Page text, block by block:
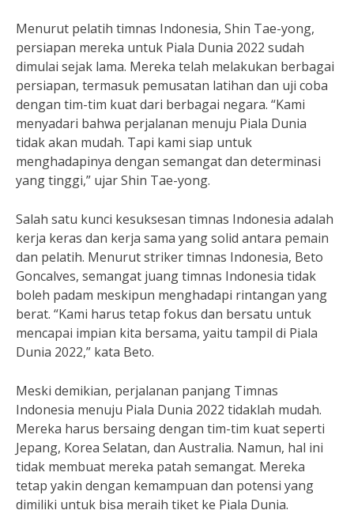
Menurut pelatih timnas Indonesia, Shin Tae-yong,
persiapan mereka untuk Piala Dunia 2022 sudah
dimulai sejak lama. Mereka telah melakukan berbagai
persiapan, termasuk pemusatan latihan dan uji coba
dengan tim-tim kuat dari berbagai negara. “Kami
menyadari bahwa perjalanan menuju Piala Dunia
tidak akan mudah. Tapi kami siap untuk
menghadapinya dengan semangat dan determinasi
yang tinggi,” ujar Shin Tae-yong.
Salah satu kunci kesuksesan timnas Indonesia adalah
kerja keras dan kerja sama yang solid antara pemain
dan pelatih. Menurut striker timnas Indonesia, Beto
Goncalves, semangat juang timnas Indonesia tidak
boleh padam meskipun menghadapi rintangan yang
berat. “Kami harus tetap fokus dan bersatu untuk
mencapai impian kita bersama, yaitu tampil di Piala
Dunia 2022,” kata Beto.
Meski demikian, perjalanan panjang Timnas
Indonesia menuju Piala Dunia 2022 tidaklah mudah.
Mereka harus bersaing dengan tim-tim kuat seperti
Jepang, Korea Selatan, dan Australia. Namun, hal ini
tidak membuat mereka patah semangat. Mereka
tetap yakin dengan kemampuan dan potensi yang
dimiliki untuk bisa meraih tiket ke Piala Dunia.